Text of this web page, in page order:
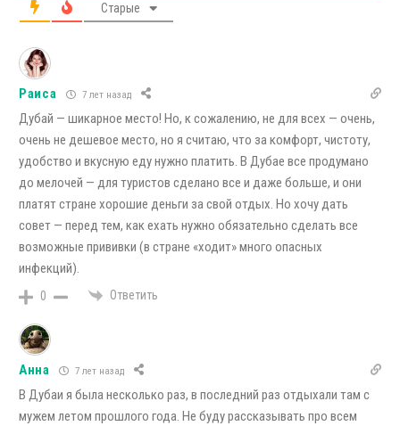
Старые
Раиса 7 лет назад
Дубай — шикарное место! Но, к сожалению, не для всех — очень,
очень не дешевое место, но я считаю, что за комфорт, чистоту,
удобство и вкусную еду нужно платить. В Дубае все продумано
до мелочей — для туристов сделано все и даже больше, и они
платят стране хорошие деньги за свой отдых. Но хочу дать
совет — перед тем, как ехать нужно обязательно сделать все
возможные прививки (в стране «ходит» много опасных
инфекций).
0 Ответить
Анна 7 лет назад
В Дубаи я была несколько раз, в последний раз отдыхали там с
мужем летом прошлого года. Не буду рассказывать про всем